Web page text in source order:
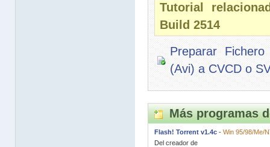
Tutorial
Build 2514
Preparar
(Avi) a CVCD o
Más programas
Flash! Torrent v1.4c - Win 95/98/Me/
Del creador de